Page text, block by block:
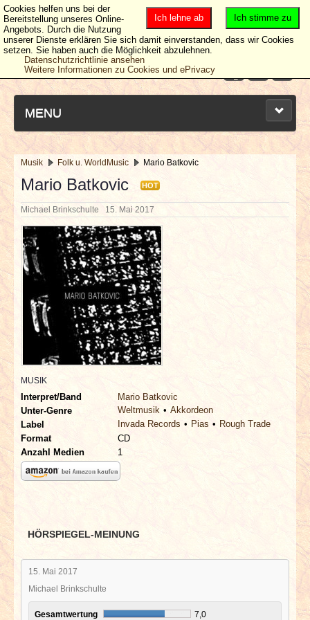
MENU
NEUESTE ARTIKEL
NEWS & DATES
BERICHTE
VERLOSUNGEN
INTERVIEWS
SPECIALS
REDAKTION
LINKS
ARCHIV
Musik Folk u. WorldMusic Mario Batkovic
Mario Batkovic HOT
Michael Brinkschulte 15. Mai 2017
MUSIK
Interpret/Band
Mario Batkovic
Unter-Genre
Weltmusik
Akkordeon
Label
Invada Records Pias
Rough Trade
Format
CD
Anzahl Medien
1
HÖRSPIEGEL-MEINUNG
15. Mai 2017
Michael Brinkschulte
Gesamtwertung 7,0
Ich stimme zu
Ich lehne ab
Cookies helfen uns bei der
Bereitstellung unseres Online-
Angebots. Durch die Nutzung
unserer Dienste erklären Sie sich damit einverstanden, dass wir Cookies
setzen. Sie haben auch die Möglichkeit abzulehnen.
Datenschutzrichtlinie ansehen
Weitere Informationen zu Cookies und ePrivacy